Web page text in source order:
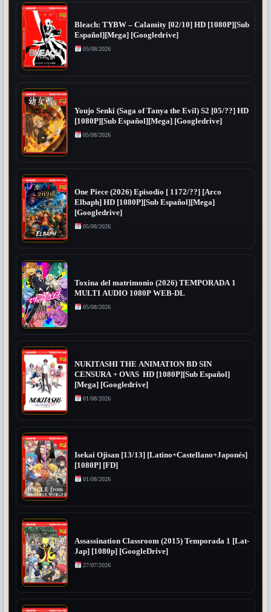
Bleach: TYBW – Calamity [02/10] HD [1080P][Sub
Español][Mega] [Googledrive]
05/08/2026
Youjo Senki (Saga of Tanya the Evil) S2 [05/??] HD
[1080P][Sub Español][Mega] [Googledrive]
05/08/2026
One Piece (2026) Episodio [ 1172/??] [Arco
Elbaph] HD [1080P][Sub Español][Mega]
[Googledrive]
05/08/2026
Toxina del matrimonio (2026) TEMPORADA 1
MULTI AUDIO 1080P WEB-DL
05/08/2026
NUKITASHI THE ANIMATION BD SIN
CENSURA + OVAS HD [1080P][Sub Español]
[Mega] [Googledrive]
01/08/2026
Isekai Ojisan [13/13] [Latino+Castellano+Japonés]
[1080P] [FD]
01/08/2026
Assassination Classroom (2015) Temporada 1 [Lat-
Jap] [1080p] [GoogleDrive]
27/07/2026